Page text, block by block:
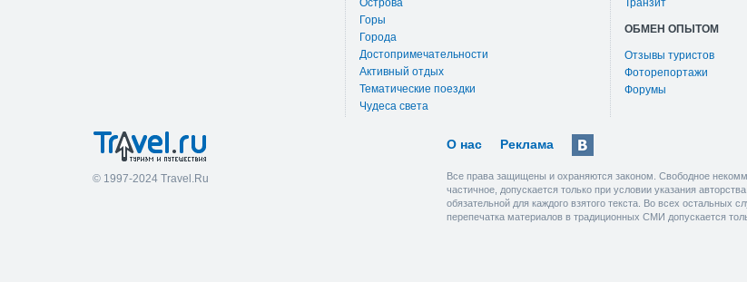
Острова
Горы
Города
Достопримечательности
Активный отдых
Тематические поездки
Чудеса света
Транзит
ОБМЕН ОПЫТОМ
Отзывы туристов
Фоторепортажи
Форумы
© 1997-2024 Travel.Ru
О нас Реклама
Все права защищены и охраняются законом. Свободное
частичное, допускается только при условии указания
обязательной для каждого взятого текста. Во всех остальных
перепечатка материалов в традиционных СМИ допускается